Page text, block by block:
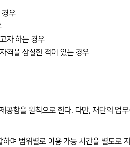
우
자 하는 경우
격을 상실한 적이 있는 경우
함을 원칙으로 한다. 다만, 재단의 업
여 범위별로 이용 가능 시간을 별도로